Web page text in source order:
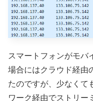
スマートフォンがモバ
場合にはクラウド経由
たのですが、少なくて
ワーク経由でストリー